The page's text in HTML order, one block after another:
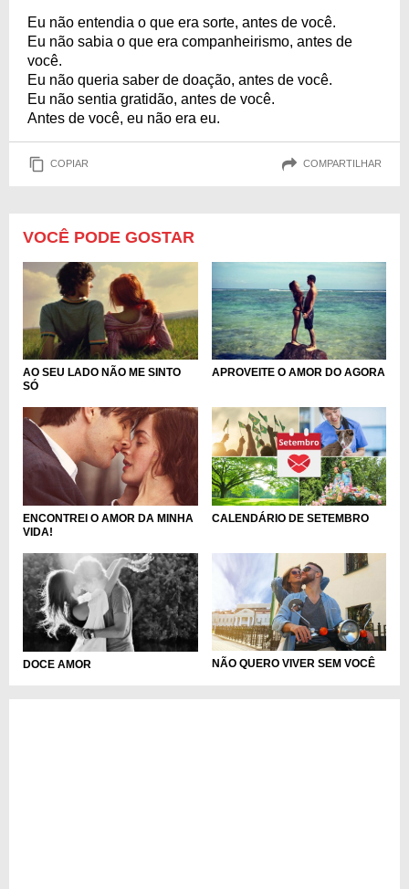
Eu não entendia o que era sorte, antes de você.
Eu não sabia o que era companheirismo, antes de
você.
Eu não queria saber de doação, antes de você.
Eu não sentia gratidão, antes de você.
Antes de você, eu não era eu.
COPIAR COMPARTILHAR
VOCÊ PODE GOSTAR
AO SEU LADO NÃO ME SINTO
SÓ
APROVEITE O AMOR DO AGORA
ENCONTREI O AMOR DA MINHA
VIDA!
CALENDÁRIO DE SETEMBRO
DOCE AMOR NÃO QUERO VIVER SEM VOCÊ